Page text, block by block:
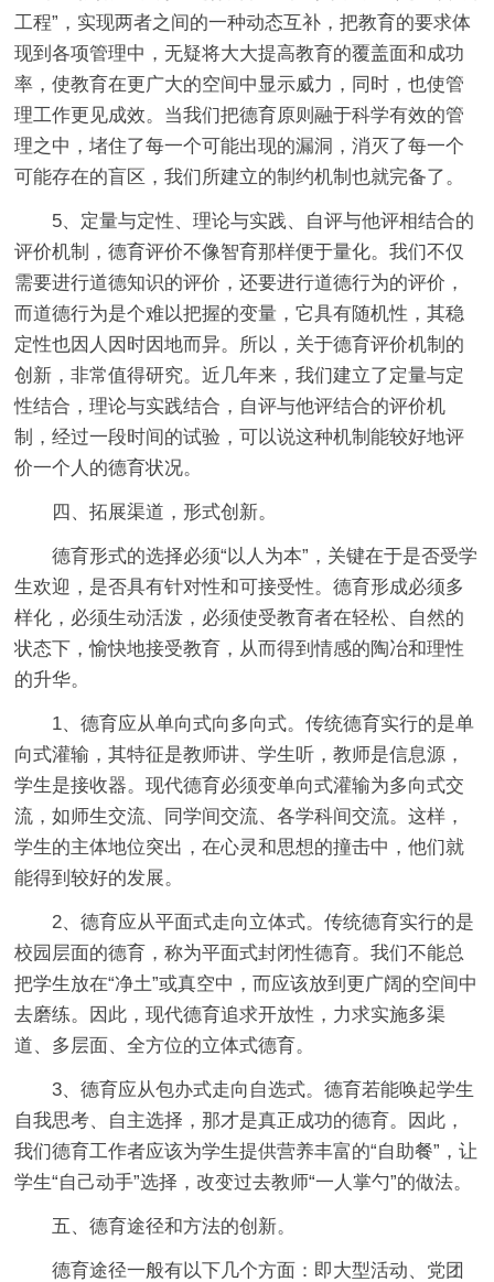
工程”，实现两者之间的一种动态互补，把教育的要求体
现到各项管理中，无疑将大大提高教育的覆盖面和成功
率，使教育在更广大的空间中显示威力，同时，也使管
理工作更见成效。当我们把德育原则融于科学有效的管
理之中，堵住了每一个可能出现的漏洞，消灭了每一个
可能存在的盲区，我们所建立的制约机制也就完备了。
5、定量与定性、理论与实践、自评与他评相结合的
评价机制，德育评价不像智育那样便于量化。我们不仅
需要进行道德知识的评价，还要进行道德行为的评价，
而道德行为是个难以把握的变量，它具有随机性，其稳
定性也因人因时因地而异。所以，关于德育评价机制的
创新，非常值得研究。近几年来，我们建立了定量与定
性结合，理论与实践结合，自评与他评结合的评价机
制，经过一段时间的试验，可以说这种机制能较好地评
价一个人的德育状况。
四、拓展渠道，形式创新。
德育形式的选择必须“以人为本”，关键在于是否受学
生欢迎，是否具有针对性和可接受性。德育形成必须多
样化，必须生动活泼，必须使受教育者在轻松、自然的
状态下，愉快地接受教育，从而得到情感的陶冶和理性
的升华。
1、德育应从单向式向多向式。传统德育实行的是单
向式灌输，其特征是教师讲、学生听，教师是信息源，
学生是接收器。现代德育必须变单向式灌输为多向式交
流，如师生交流、同学间交流、各学科间交流。这样，
学生的主体地位突出，在心灵和思想的撞击中，他们就
能得到较好的发展。
2、德育应从平面式走向立体式。传统德育实行的是
校园层面的德育，称为平面式封闭性德育。我们不能总
把学生放在“净土”或真空中，而应该放到更广阔的空间中
去磨练。因此，现代德育追求开放性，力求实施多渠
道、多层面、全方位的立体式德育。
3、德育应从包办式走向自选式。德育若能唤起学生
自我思考、自主选择，那才是真正成功的德育。因此，
我们德育工作者应该为学生提供营养丰富的“自助餐”，让
学生“自己动手”选择，改变过去教师“一人掌勺”的做法。
五、德育途径和方法的创新。
德育途径一般有以下几个方面：即大型活动、党团